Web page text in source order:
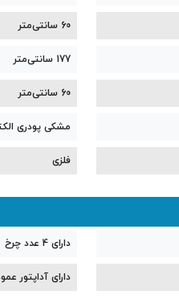
60 سانتی‌متر
177 سانتی‌متر
60 سانتی‌متر
مشکی پودری
فلزی
دارای 4 عدد چرخ
دارای آداپتور